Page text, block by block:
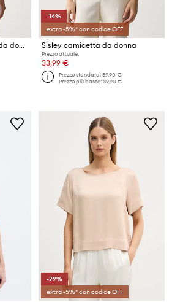
Sisley camicetta a busta da donna con viscosa
-14%
extra -5%* con codice OFF
Sisley camicetta da donna
Prezzo attuale:
33,99 €
Prezzo standard:39,90 €
Prezzo più basso:39,90 €
-29%
extra -5%* con codice OFF